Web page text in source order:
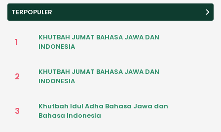
TERPOPULER
1
KHUTBAH JUMAT BAHASA JAWA DAN
INDONESIA
2
KHUTBAH JUMAT BAHASA JAWA DAN
INDONESIA
3
Khutbah Idul Adha Bahasa Jawa dan
Bahasa Indonesia